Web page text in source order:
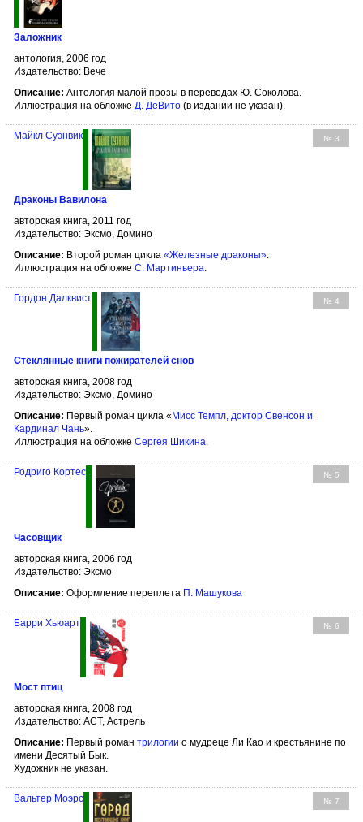
Заложник
антология, 2006 год
Издательство: Вече
Описание: Антология малой прозы в переводах Ю. Соколова.
Иллюстрация на обложке Д. ДеВито (в издании не указан).
№ 3
Майкл Суэнвик
Драконы Вавилона
авторская книга, 2011 год
Издательство: Эксмо, Домино
Описание: Второй роман цикла «Железные драконы».
Иллюстрация на обложке С. Мартиньера.
№ 4
Гордон Далквист
Стеклянные книги пожирателей снов
авторская книга, 2008 год
Издательство: Эксмо, Домино
Описание: Первый роман цикла «Мисс Темпл, доктор Свенсон и
Кардинал Чань».
Иллюстрация на обложке Сергея Шикина
№ 5
Родриго Кортес
Часовщик
авторская книга, 2006 год
Издательство: Эксмо
Описание: Оформление переплета П. Машукова
№ 6
Барри Хьюарт
Мост птиц
авторская книга, 2008 год
Издательство: АСТ, Астрель
Описание: Первый роман трилогии о мудреце Ли Као и крестьянине по
имени Десятый Бык.
Художник не указан.
№ 7
Вальтер Моэрс